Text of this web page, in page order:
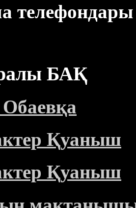
телефондары
БАҚ
Қуаныш
Қуаныш